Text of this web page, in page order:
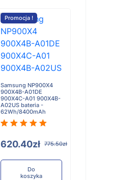
Promocja !
Samsung NP900X4
900X4B-A01DE
900X4C-A01 900X4B-
A02US bateria -
62Wh/8400mAh
620.40zł 775.50zł
Do
koszyka